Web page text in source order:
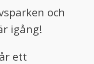
och
igång!
ett